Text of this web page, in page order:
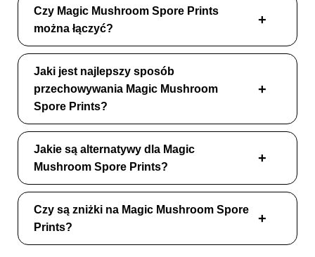
Czy Magic Mushroom Spore Prints
można łączyć?
Jaki jest najlepszy sposób
przechowywania Magic Mushroom
Spore Prints?
Jakie są alternatywy dla Magic
Mushroom Spore Prints?
Czy są zniżki na Magic Mushroom Spore
Prints?